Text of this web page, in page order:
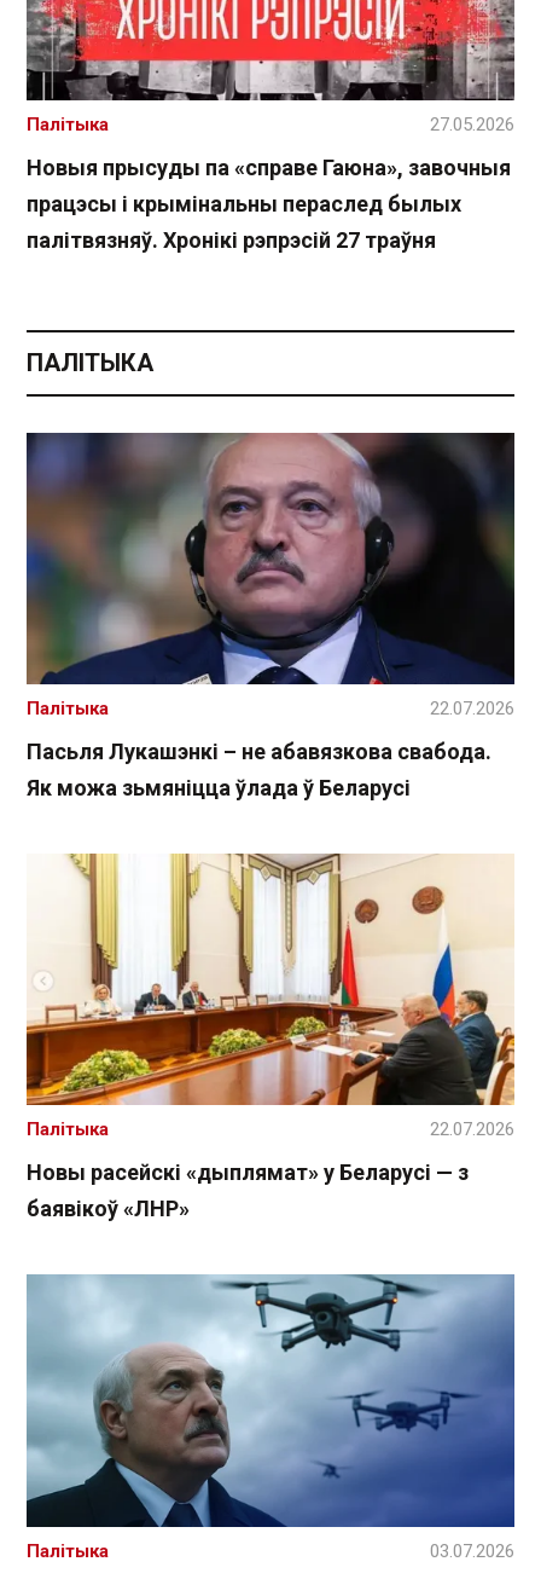
Новыя прысуды па «справе Гаюна», завочныя
працэсы і крымінальны пераслед былых
палітвязняў. Хронікі рэпрэсій 27 траўня
Палітыка 27.05.2026
ПАЛІТЫКА
Пасьля Лукашэнкі – не абавязкова свабода.
Як можа зьмяніцца ўлада ў Беларусі
Палітыка 22.07.2026
Новы расейскі «дыплямат» у Беларусі — з
баявікоў «ЛНР»
Палітыка 22.07.2026
Палітыка 03.07.2026